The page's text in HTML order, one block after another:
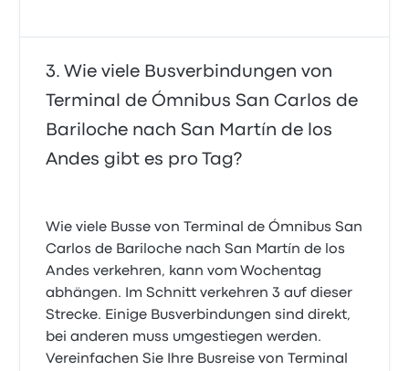
Wie viele Busverbindungen von
Terminal de Ómnibus San Carlos de
Bariloche nach San Martín de los
Andes gibt es pro Tag?
Wie viele Busse von Terminal de Ómnibus San
Carlos de Bariloche nach San Martín de los
Andes verkehren, kann vom Wochentag
abhängen. Im Schnitt verkehren 3 auf dieser
Strecke. Einige Busverbindungen sind direkt,
bei anderen muss umgestiegen werden.
Vereinfachen Sie Ihre Busreise von Terminal